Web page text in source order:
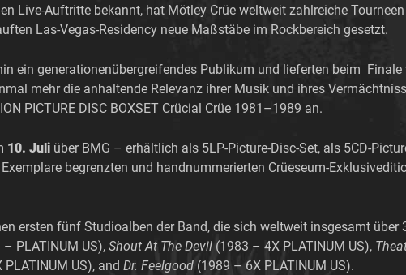
Live-Auftritte bekannt, hat Mötley Crüe weltweit zahlreiche
Las-Vegas-Residency neue Maßstäbe im Rockbereich gesetzt.
ein generationenübergreifendes Publikum und lieferten beim
mehr die anhaltende Relevanz ihrer Musik und ihres
PICTURE DISC BOXSET Crücial Crüe 1981–1989 an.
10. Juli über BMG – erhältlich als 5LP-Picture-Disc-Set, als 5CD-
begrenzten und handnummerierten Crüeseum-
ersten fünf Studioalben der Band, die sich weltweit insgesamt
– PLATINUM US), Shout At The Devil (1983 – 4X PLATINUM US),
US), and Dr. Feelgood (1989 – 6X PLATINUM US).